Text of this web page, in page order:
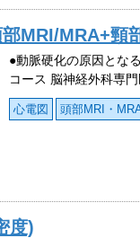
MRI/MRA+頸
●動脈硬化の原因とな
コース 脳神経外科専
心電図 頭部MRI・
度)